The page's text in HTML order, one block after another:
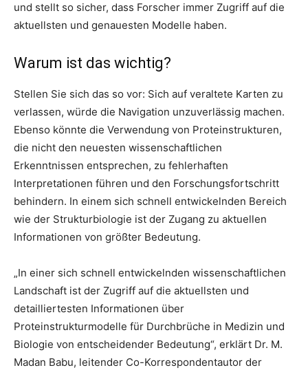
und stellt so sicher, dass Forscher immer Zugriff auf die
aktuellsten und genauesten Modelle haben.
Warum ist das wichtig?
Stellen Sie sich das so vor: Sich auf veraltete Karten zu
verlassen, würde die Navigation unzuverlässig machen.
Ebenso könnte die Verwendung von Proteinstrukturen,
die nicht den neuesten wissenschaftlichen
Erkenntnissen entsprechen, zu fehlerhaften
Interpretationen führen und den Forschungsfortschritt
behindern. In einem sich schnell entwickelnden Bereich
wie der Strukturbiologie ist der Zugang zu aktuellen
Informationen von größter Bedeutung.
„In einer sich schnell entwickelnden wissenschaftlichen
Landschaft ist der Zugriff auf die aktuellsten und
detailliertesten Informationen über
Proteinstrukturmodelle für Durchbrüche in Medizin und
Biologie von entscheidender Bedeutung“, erklärt Dr. M.
Madan Babu, leitender Co-Korrespondentautor der